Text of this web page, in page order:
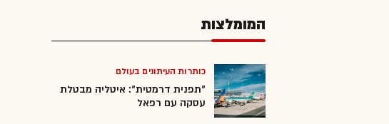
המומלצות
כותרות העיתונים בעולם
"תפנית דרמטית": איטליה מבטלת
עסקה עם רפאל